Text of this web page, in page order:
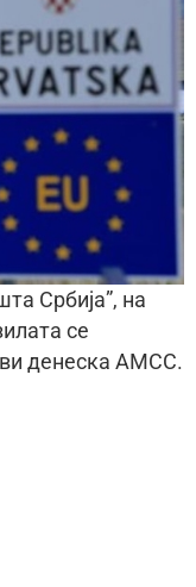
Србија”, на
се
денеска АМСС.